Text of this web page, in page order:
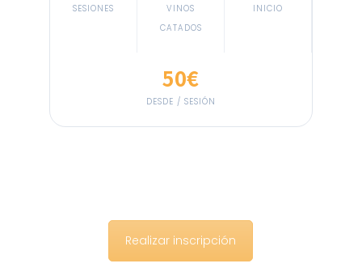
SESIONES
VINOS
CATADOS
INICIO
50€
DESDE / SESIÓN
Realizar inscripción